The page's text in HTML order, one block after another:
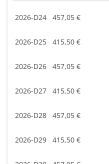
2026-D24 457,05 €
2026-D25 415,50 €
2026-D26 457,05 €
2026-D27 415,50 €
2026-D28 457,05 €
2026-D29 415,50 €